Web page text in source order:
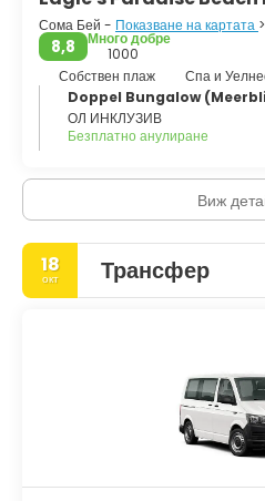
Сома Бей - Показване на картата
8,8
Много добре
1000
Собствен плаж
Спа и
Doppel Bungalow
ОЛ ИНКЛУЗИВ
Безплатно анулиране
Виж
18
окт Трансфер